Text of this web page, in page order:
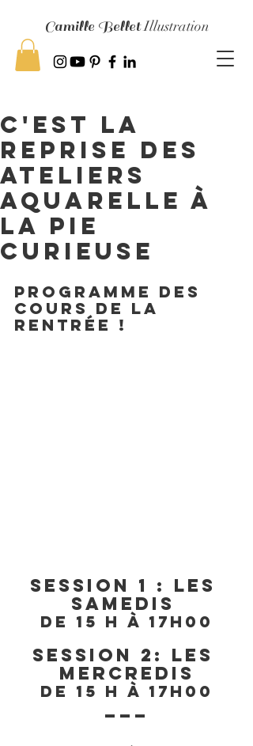
Camille BelletIllustration
c'est la
reprise des
Ateliers
aquarelle à
la Pie
Curieuse
Programme des
cours de la
rentrée !
session 1 : les
samedis
de 15 h à 17h00
session 2: les
mercredis
de 15 h à 17h00